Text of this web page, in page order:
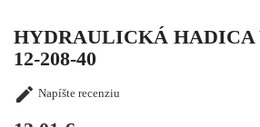
HYDRAULICKÁ HADICA
12-208-40
 Napíšte recenziu